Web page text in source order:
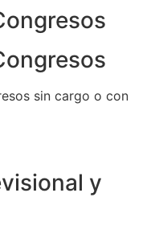
sin cargo o con
y